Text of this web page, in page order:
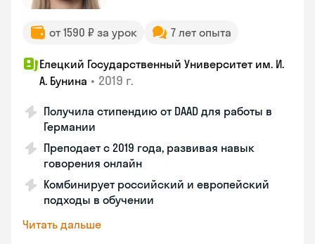
от 1590 ₽ за урок 7 лет опыта
Елецкий Государственный Университет им. И.
А. Бунина • 2019 г.
Получила стипендию от DAAD для работы в
Германии
Преподает с 2019 года, развивая навык
говорения онлайн
Комбинирует российский и европейский
подходы в обучении
Читать дальше